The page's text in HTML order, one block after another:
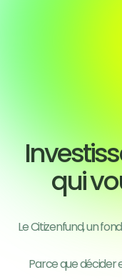
qui
Le Citizenfund, un
Parce que décider